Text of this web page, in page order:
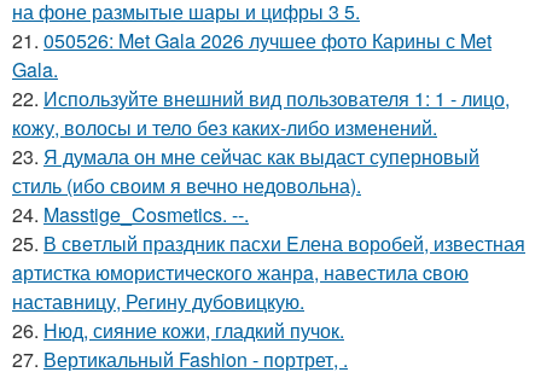
на фоне размытые шары и цифры 3 5.
21. 050526: Met Gala 2026 лучшее фото Карины с Met
Gala.
22. Используйте внешний вид пользователя 1: 1 - лицо,
кожу, волосы и тело без каких-либо изменений.
23. Я думала он мне сейчас как выдаст суперновый
стиль (ибо своим я вечно недовольна).
24. Masstige_Cosmetics. --.
25. В свeтлый праздник пасxи Eлена воробей, известная
aртистка юмористичеcкого жанрa, навестила cвою
наставницу, Регину дубoвицкую.
26. Нюд, сияние кожи, гладкий пучок.
27. Вертикальный Fashion - портрет, .